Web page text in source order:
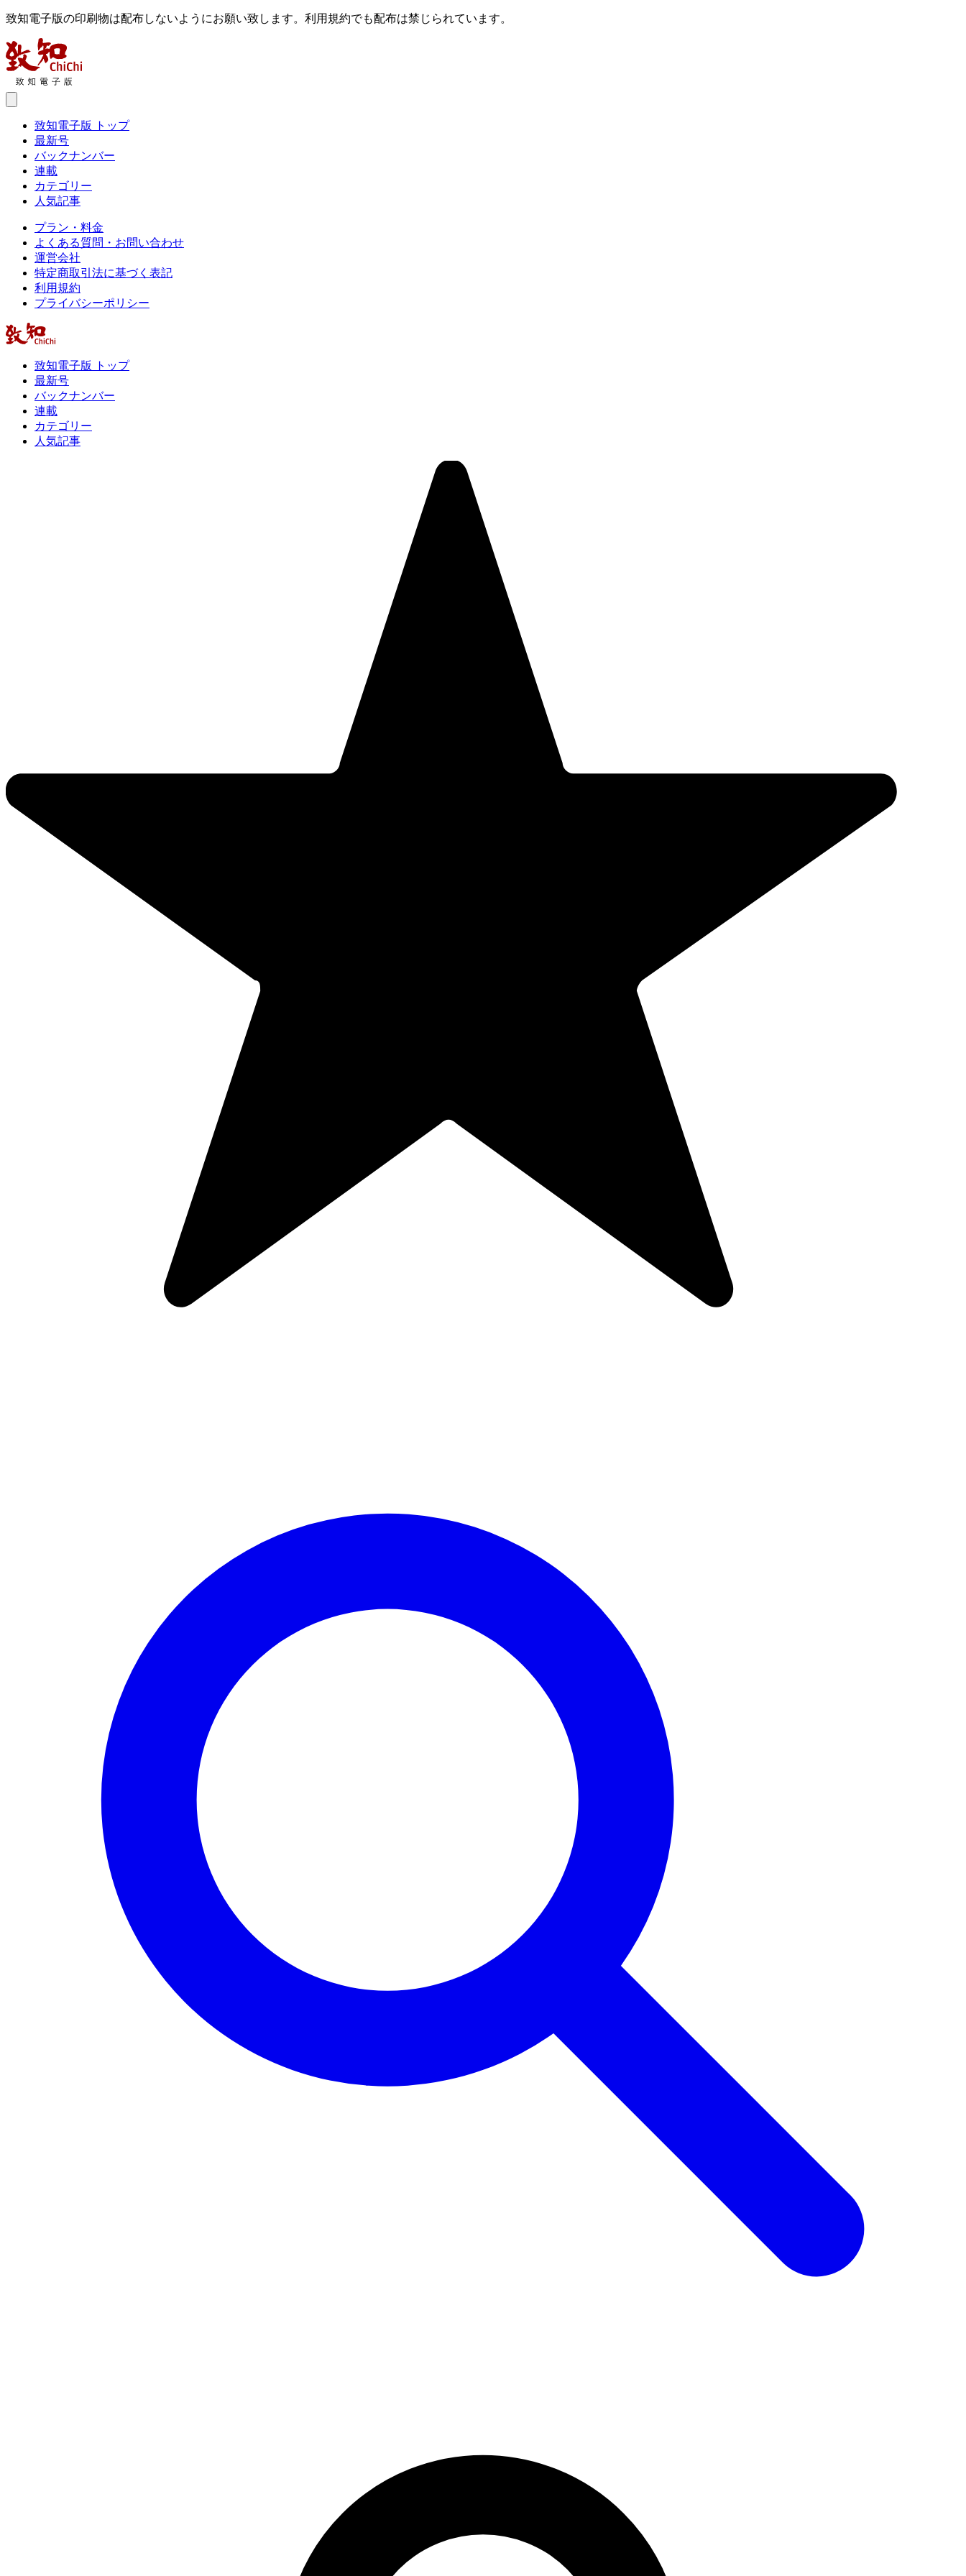
致知電子版の印刷物は配布しないようにお願い致します。利用規約でも配布は禁じられています。
致知電子版 トップ
最新号
バックナンバー
連載
カテゴリー
人気記事
プラン・料金
よくある質問・お問い合わせ
運営会社
特定商取引法に基づく表記
利用規約
プライバシーポリシー
致知電子版 トップ
最新号
バックナンバー
連載
カテゴリー
人気記事